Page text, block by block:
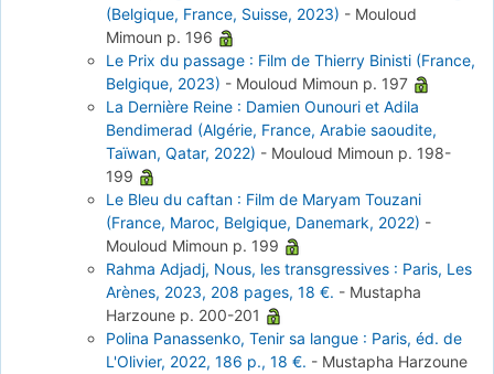
(Belgique, France, Suisse, 2023) - Mouloud
Mimoun p. 196
Le Prix du passage : Film de Thierry Binisti (France,
Belgique, 2023) - Mouloud Mimoun p. 197
La Dernière Reine : Damien Ounouri et Adila
Bendimerad (Algérie, France, Arabie saoudite,
Taïwan, Qatar, 2022) - Mouloud Mimoun p. 198-
199
Le Bleu du caftan : Film de Maryam Touzani
(France, Maroc, Belgique, Danemark, 2022) -
Mouloud Mimoun p. 199
Rahma Adjadj, Nous, les transgressives : Paris, Les
Arènes, 2023, 208 pages, 18 €. - Mustapha
Harzoune p. 200-201
Polina Panassenko, Tenir sa langue : Paris, éd. de
L'Olivier, 2022, 186 p., 18 €. - Mustapha Harzoune